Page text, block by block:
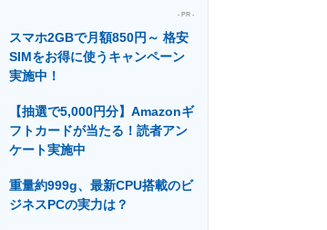
マーケ×ITの今がよく分かる
建設×テクノロジーの最前線
- PR -
スマホ2GBで月額850円～ 格安
SIMをお得に使うキャンペーン
実施中！
【抽選で5,000円分】Amazonギ
フトカードが当たる！読者アン
ケート実施中
重量約999g、最新CPU搭載のビ
ジネスPCの実力は？